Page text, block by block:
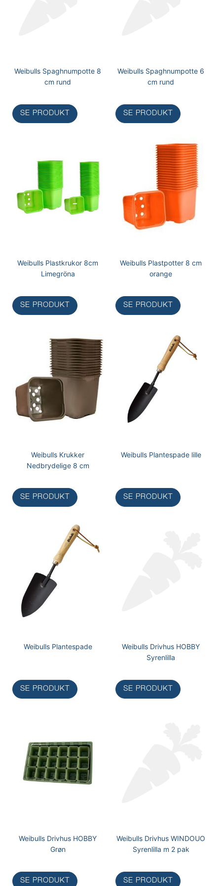
Weibulls Spaghnumpotte 8
cm rund
SE PRODUKT
Weibulls Spaghnumpotte 6
cm rund
SE PRODUKT
Weibulls Plastkrukor 8cm
Limegröna
SE PRODUKT
Weibulls Plastpotter 8 cm
orange
SE PRODUKT
Weibulls Krukker
Nedbrydelige 8 cm
SE PRODUKT
Weibulls Plantespade lille
SE PRODUKT
Weibulls Plantespade
SE PRODUKT
Weibulls Drivhus HOBBY
Syrenlilla
SE PRODUKT
Weibulls Drivhus HOBBY
Grøn
SE PRODUKT
Weibulls Drivhus WINDOUO
Syrenlilla m 2 pak
SE PRODUKT